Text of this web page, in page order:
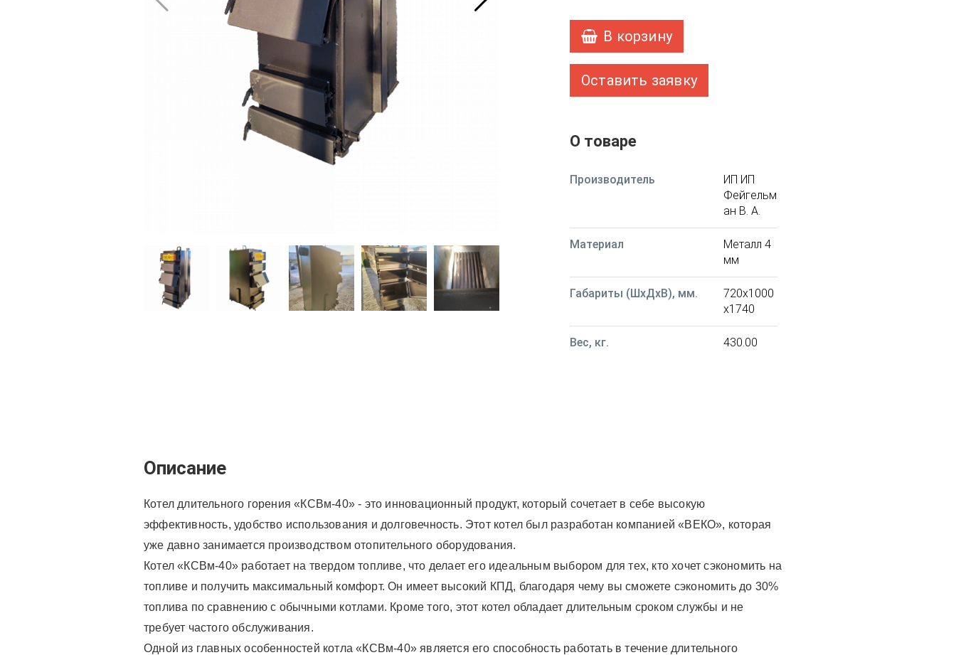
В корзину
Оставить заявку
О товаре
Производитель
ИП ИП
Фейгельм
ан В. А.
Материал
Металл 4
мм
Габариты (ШxДxВ), мм.
720x1000
x1740
Вес, кг. 430.00
Описание
Котел длительного горения «КСВм-40» - это инновационный продукт, который сочетает в себе высокую
эффективность, удобство использования и долговечность. Этот котел был разработан компанией «ВЕКО», которая
уже давно занимается производством отопительного оборудования.
Котел «КСВм-40» работает на твердом топливе, что делает его идеальным выбором для тех, кто хочет сэкономить на
топливе и получить максимальный комфорт. Он имеет высокий КПД, благодаря чему вы сможете сэкономить до 30%
топлива по сравнению с обычными котлами. Кроме того, этот котел обладает длительным сроком службы и не
требует частого обслуживания.
Одной из главных особенностей котла «КСВм-40» является его способность работать в течение длительного